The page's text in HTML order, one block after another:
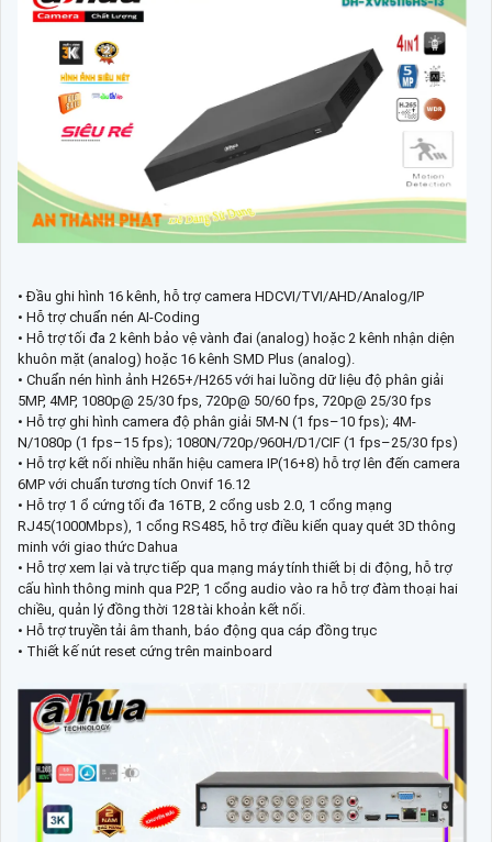
• Đầu ghi hình 16 kênh, hỗ trợ camera HDCVI/TVI/AHD/Analog/IP
• Hỗ trợ chuẩn nén AI-Coding
• Hỗ trợ tối đa 2 kênh bảo vệ vành đai (analog) hoặc 2 kênh nhận diện
khuôn mặt (analog) hoặc 16 kênh SMD Plus (analog).
• Chuẩn nén hình ảnh H265+/H265 với hai luồng dữ liệu độ phân giải
5MP, 4MP, 1080p@ 25/30 fps, 720p@ 50/60 fps, 720p@ 25/30 fps
• Hỗ trợ ghi hình camera độ phân giải 5M-N (1 fps–10 fps); 4M-
N/1080p (1 fps–15 fps); 1080N/720p/960H/D1/CIF (1 fps–25/30 fps)
• Hỗ trợ kết nối nhiều nhãn hiệu camera IP(16+8) hỗ trợ lên đến camera
6MP với chuẩn tương tích Onvif 16.12
• Hỗ trợ 1 ổ cứng tối đa 16TB, 2 cổng usb 2.0, 1 cổng mạng
RJ45(1000Mbps), 1 cổng RS485, hỗ trợ điều kiển quay quét 3D thông
minh với giao thức Dahua
• Hỗ trợ xem lại và trực tiếp qua mạng máy tính thiết bị di động, hỗ trợ
cấu hình thông minh qua P2P, 1 cổng audio vào ra hỗ trợ đàm thoại hai
chiều, quản lý đồng thời 128 tài khoản kết nối.
• Hỗ trợ truyền tải âm thanh, báo động qua cáp đồng trục
• Thiết kế nút reset cứng trên mainboard